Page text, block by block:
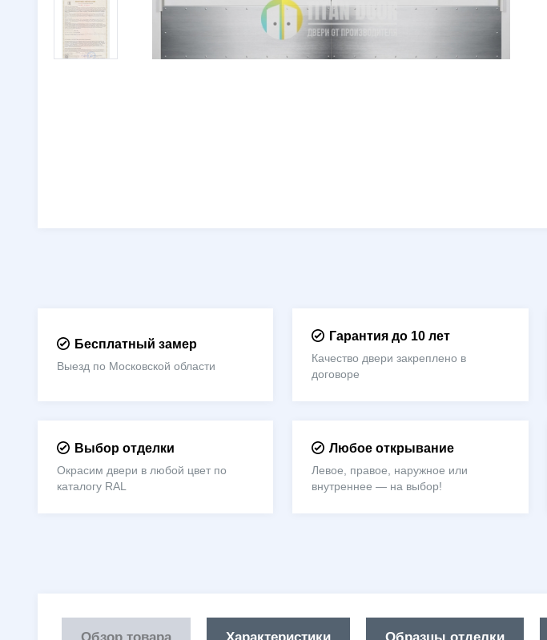
Бесплатный замер
Выезд по Московской области
Гарантия до 10 лет
Качество двери закреплено в
договоре
Выбор отделки
Окрасим двери в любой цвет по
каталогу RAL
Любое открывание
Левое, правое, наружное или
внутреннее — на выбор!